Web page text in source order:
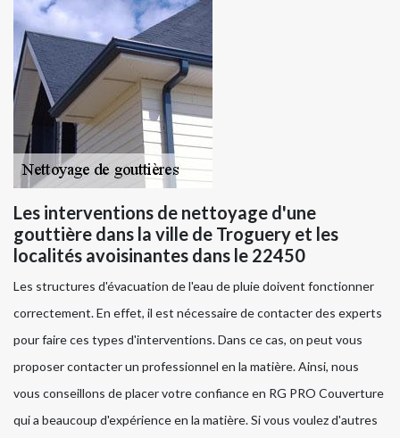
Les interventions de nettoyage d'une
gouttière dans la ville de Troguery et les
localités avoisinantes dans le 22450
Les structures d'évacuation de l'eau de pluie doivent fonctionner
correctement. En effet, il est nécessaire de contacter des experts
pour faire ces types d'interventions. Dans ce cas, on peut vous
proposer contacter un professionnel en la matière. Ainsi, nous
vous conseillons de placer votre confiance en RG PRO Couverture
qui a beaucoup d'expérience en la matière. Si vous voulez d'autres